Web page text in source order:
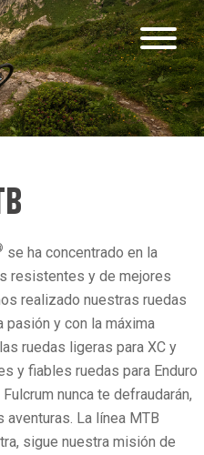
se ha concentrado en la
resistentes y de mejores
realizado nuestras ruedas
pasión y con la máxima
ruedas ligeras para XC y
y fiables ruedas para Enduro
nunca te defraudarán,
La línea MTB
sigue nuestra misión de